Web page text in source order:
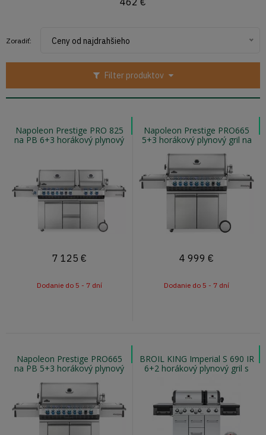
Filter produktov
Zoradiť: Ceny od najdrahšieho
Napoleon Prestige PRO 825
na PB 6+3 horákový plynový
gril s dvoma komorami
7 125 €
Dodanie do 5 - 7 dní
Napoleon Prestige PRO665
5+3 horákový plynový gril na
zemný plyn
4 999 €
Dodanie do 5 - 7 dní
Napoleon Prestige PRO665
na PB 5+3 horákový plynový
gril s infra horákom
BROIL KING Imperial S 690 IR
6+2 horákový plynový gril s
otočným ražňom a infra